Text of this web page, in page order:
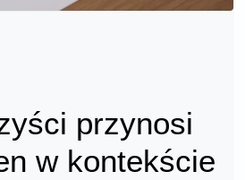
przynosi
w kontekście